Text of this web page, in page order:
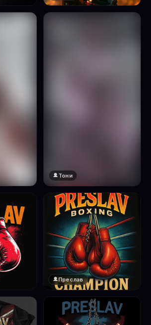
🔞 18+
Натисни за преглед
Тони
❤️
Преслав